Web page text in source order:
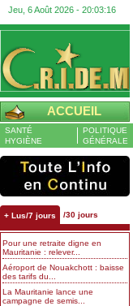
Jeu, 6 Août 2026 - 20:03:16
ACCUEIL
SANTÉ
HYGIÈNE
POLITIQUE
GÉNÉRALE
+ Lus/7 jours /30 jours
Pour une retraite digne en
Mauritanie : relever...
Aéroport de Nouakchott : baisse
des tarifs du...
La Mauritanie lance une
campagne de semis...